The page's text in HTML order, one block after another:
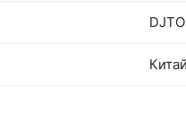
Китай